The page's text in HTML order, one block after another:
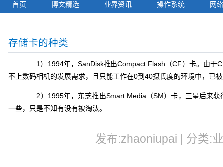
首页 博文精选 业界资讯 操作系统 网
存储卡的种类
1）1994年，SanDisk推出Compact Flash（CF）卡。由于
不上数码相机的发展需求，且只能工作在0到40摄氏度的环境中，已
2）1995年，东芝推出Smart Media（SM）卡，三星后来获
一些，只是不知有没有被淘汰。
发布:zhaoniupai | 分类: